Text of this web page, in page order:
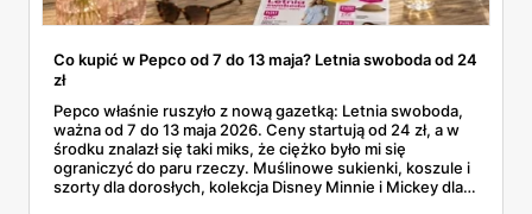
Co kupić w Pepco od 7 do 13 maja? Letnia swoboda od 24
zł
Pepco właśnie ruszyło z nową gazetką: Letnia swoboda,
ważna od 7 do 13 maja 2026. Ceny startują od 24 zł, a w
środku znalazł się taki miks, że ciężko było mi się
ograniczyć do paru rzeczy. Muślinowe sukienki, koszule i
szorty dla dorosłych, kolekcja Disney Minnie i Mickey dla